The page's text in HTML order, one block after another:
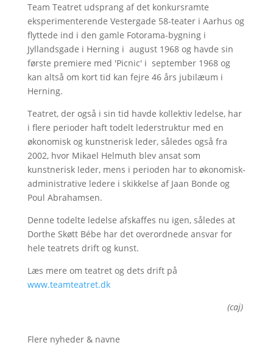
Team Teatret udsprang af det konkursramte
eksperimenterende Vestergade 58-teater i Aarhus og
flyttede ind i den gamle Fotorama-bygning i
Jyllandsgade i Herning i august 1968 og havde sin
første premiere med 'Picnic' i september 1968 og
kan altså om kort tid kan fejre 46 års jubilæum i
Herning.
Teatret, der også i sin tid havde kollektiv ledelse, har
i flere perioder haft todelt lederstruktur med en
økonomisk og kunstnerisk leder, således også fra
2002, hvor Mikael Helmuth blev ansat som
kunstnerisk leder, mens i perioden har to økonomisk-
administrative ledere i skikkelse af Jaan Bonde og
Poul Abrahamsen.
Denne todelte ledelse afskaffes nu igen, således at
Dorthe Skøtt Bébe har det overordnede ansvar for
hele teatrets drift og kunst.
Læs mere om teatret og dets drift på
www.teamteatret.dk
(caj)
Flere nyheder & navne